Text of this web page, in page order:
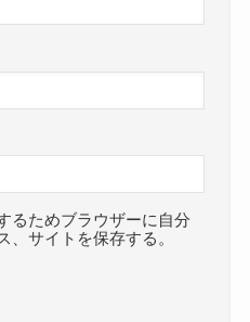
るためブラウザーに自分
、サイトを保存する。